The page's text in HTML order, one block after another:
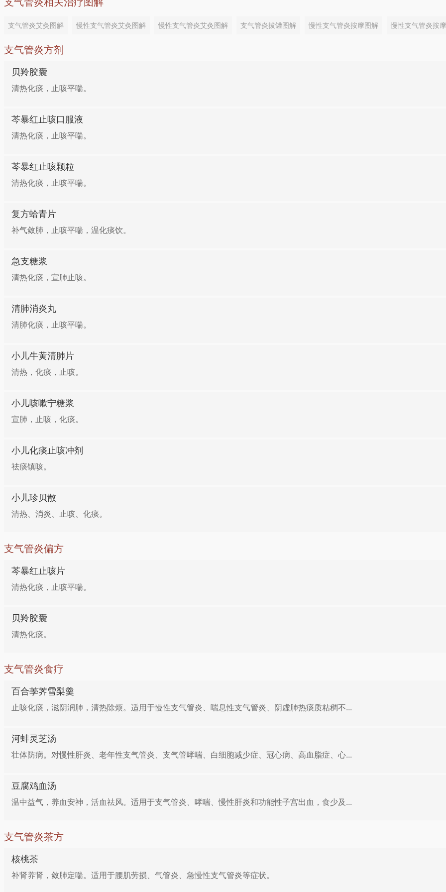
支气管炎艾灸图解 慢性支气管炎艾灸图解 慢性支气管炎艾灸图解 支气管炎拔罐图解 慢性支气管炎按摩图解 慢性支气管炎按
支气管炎方剂
贝羚胶囊
清热化痰，止咳平喘。
芩暴红止咳口服液
清热化痰，止咳平喘。
芩暴红止咳颗粒
清热化痰，止咳平喘。
复方蛤青片
补气敛肺，止咳平喘，温化痰饮。
急支糖浆
清热化痰，宣肺止咳。
清肺消炎丸
清肺化痰，止咳平喘。
小儿牛黄清肺片
清热，化痰，止咳。
小儿咳嗽宁糖浆
宣肺，止咳，化痰。
小儿化痰止咳冲剂
祛痰镇咳。
小儿珍贝散
清热、消炎、止咳、化痰。
支气管炎偏方
芩暴红止咳片
清热化痰，止咳平喘。
贝羚胶囊
清热化痰。
支气管炎食疗
百合荸荠雪梨羹
止咳化痰，滋阴润肺，清热除烦。适用于慢性支气管炎、喘息性支气管炎、阴虚肺热痰质粘稠不...
河蚌灵芝汤
壮体防病。对慢性肝炎、老年性支气管炎、支气管哮喘、白细胞减少症、冠心病、高血脂症、心...
豆腐鸡血汤
温中益气，养血安神，活血祛风。适用于支气管炎、哮喘、慢性肝炎和功能性子宫出血，食少及...
支气管炎茶方
核桃茶
补肾养肾，敛肺定喘。适用于腰肌劳损、气管炎、急慢性支气管炎等症状。